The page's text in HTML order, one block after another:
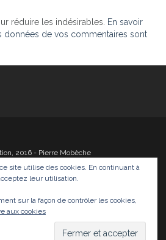
réduire les indésirables. En savoir
données de vos commentaires sont
2016 - Pierre Mobèche
Divers Infos Médias
site utilise des cookies. En continuant à
leur utilisation.
sur la façon de contrôler les cookies,
aux cookies